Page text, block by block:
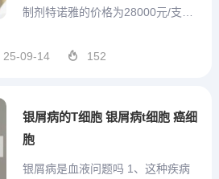
制剂特诺雅的价格为28000元/支。
详细阐述：价格概述：特诺雅，也
售价为28000元/支。优惠政策：虽
25-09-14 152
银屑病的T细胞 银屑病t细胞 癌细
胞
银屑病是血液问题吗 1、这种疾病